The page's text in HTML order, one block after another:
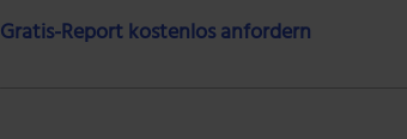
Gratis-Report kostenlos anfordern